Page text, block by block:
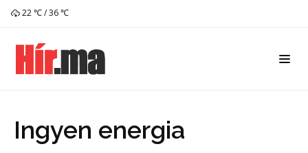
22 ℃ / 36 ℃
Ingyen energia